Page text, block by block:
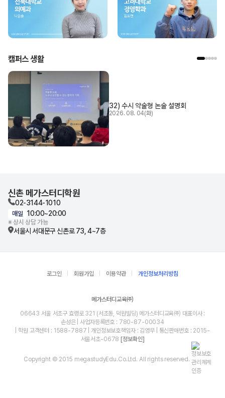
캠퍼스 생활
32) 수시 약술형 논술 설명회
2026. 08. 04(화)
신촌 메가스터디학원
02-3144-1010
매일 10:00~20:00
※ 상시 상담 가능
서울시 서대문구 신촌로 73, 4~7층
로그인 회원가입 이용약관 개인정보처리방침
메가스터디교육㈜
06643 서울 서초구 효령로 321 (서초동, 덕원빌딩) 메가스터디교육㈜ 대표이사 :
손성은 | 사업자등록번호 : 780-87-00034
| 학원 고객센터 : 1588-7887 | 개인정보보호책임자 : 김영무 | 통신판매번호 : 2015-
서울서초-0678 [정보확인]
Copyright © 2015 megastudyEdu.Co.Ltd. All rights reserved.